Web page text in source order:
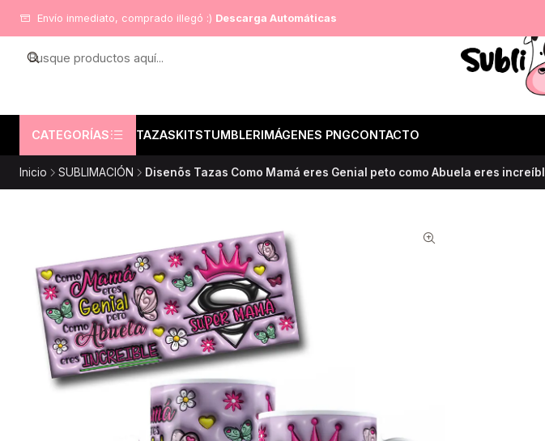
CATEGORÍAS TAZASKITSTUMBLERIMÁGENES PNGCONTACTO
Envío inmediato, comprado illegó :) Descarga Automáticas
Inicio SUBLIMACIÓN Disenõs Tazas Como Mamá eres Genial peto como Abuela eres